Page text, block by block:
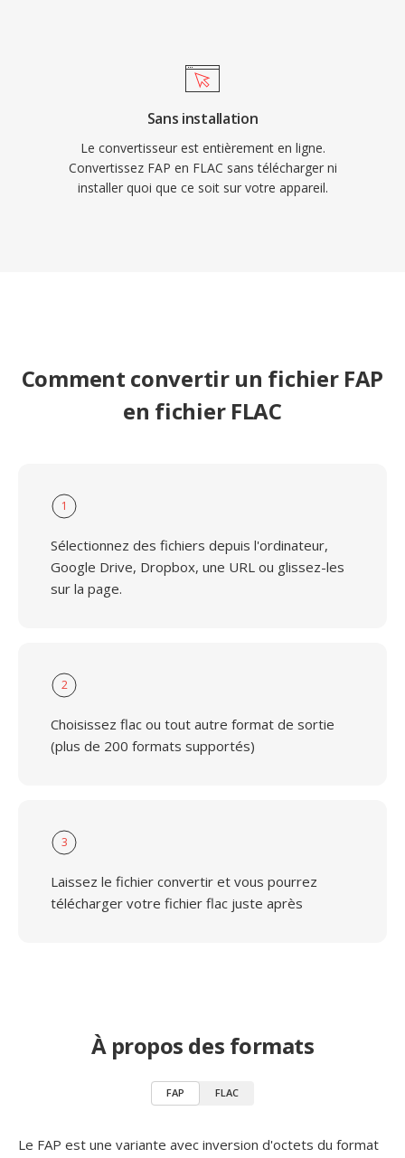
Sans installation
Le convertisseur est entièrement en ligne.
Convertissez FAP en FLAC sans télécharger ni
installer quoi que ce soit sur votre appareil.
Comment convertir un fichier FAP
en fichier FLAC
1
Sélectionnez des fichiers depuis l'ordinateur,
Google Drive, Dropbox, une URL ou glissez-les
sur la page.
2
Choisissez flac ou tout autre format de sortie
(plus de 200 formats supportés)
3
Laissez le fichier convertir et vous pourrez
télécharger votre fichier flac juste après
À propos des formats
FAP FLAC
Le FAP est une variante avec inversion d'octets du format